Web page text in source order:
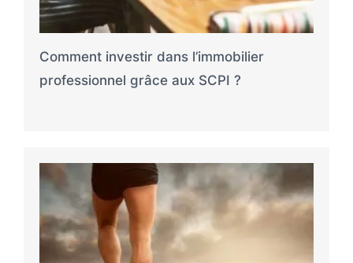
Comment investir dans l’immobilier
professionnel grâce aux SCPI ?